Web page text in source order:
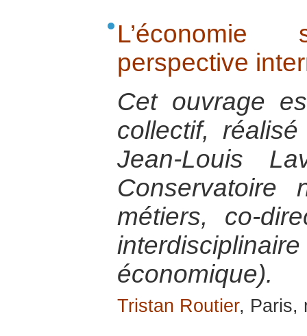
perspective
Cet ouvrage
collectif,
Jean-Louis
métiers, co-
économique).
Tristan Routier, Paris,